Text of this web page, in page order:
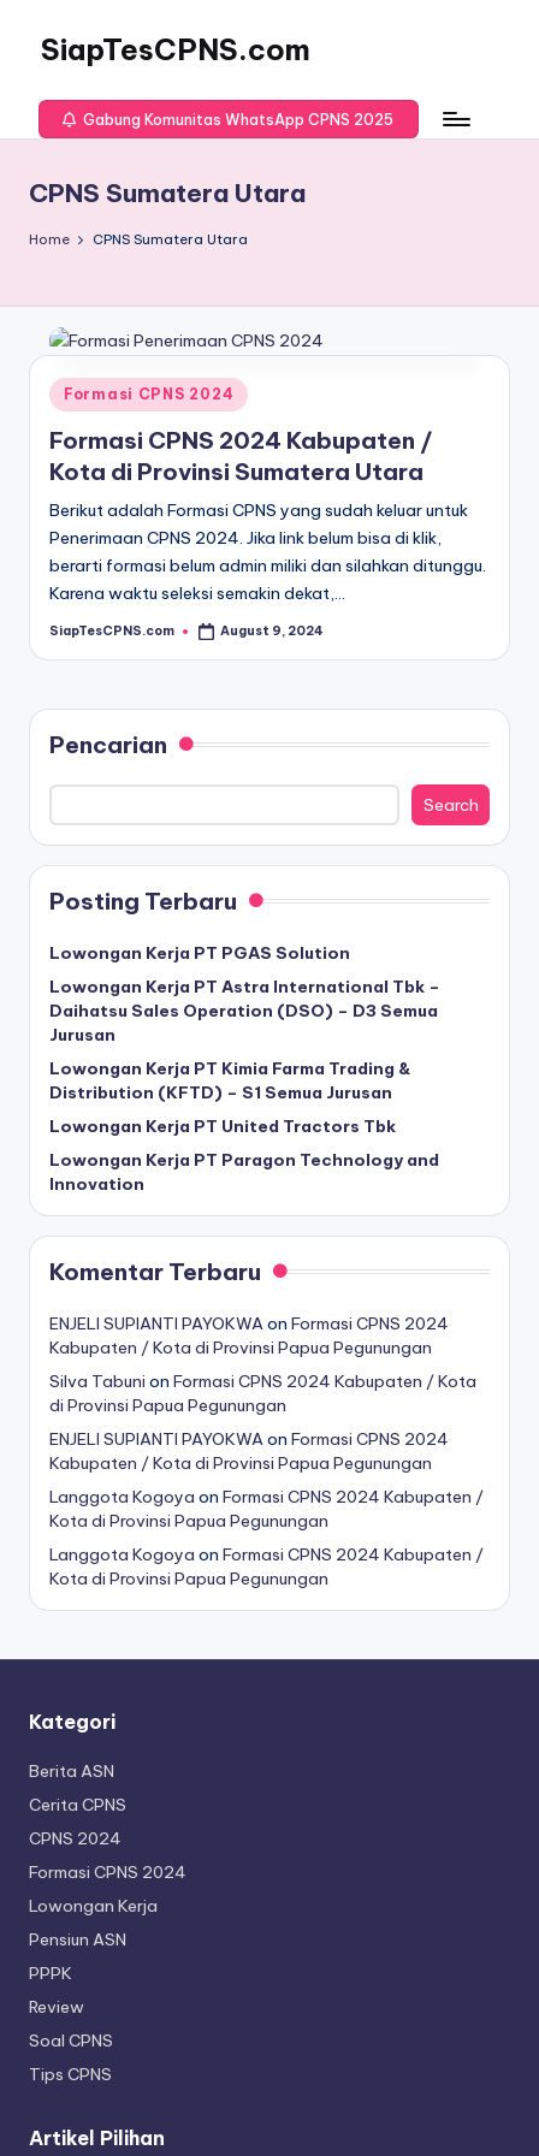
SiapTesCPNS.com
Gabung Komunitas WhatsApp CPNS 2025
CPNS Sumatera Utara
Home CPNS Sumatera Utara
Posted
in
Formasi CPNS 2024
Formasi CPNS 2024 Kabupaten /
Kota di Provinsi Sumatera Utara
Berikut adalah Formasi CPNS yang sudah keluar untuk
Penerimaan CPNS 2024. Jika link belum bisa di klik,
berarti formasi belum admin miliki dan silahkan ditunggu.
Karena waktu seleksi semakin dekat,…
Posted
SiapTesCPNS.com August 9, 2024
Pencarian
Search
Posting Terbaru
Lowongan Kerja PT PGAS Solution
Lowongan Kerja PT Astra International Tbk –
Daihatsu Sales Operation (DSO) – D3 Semua
Jurusan
Lowongan Kerja PT Kimia Farma Trading &
Distribution (KFTD) – S1 Semua Jurusan
Lowongan Kerja PT United Tractors Tbk
Lowongan Kerja PT Paragon Technology and
Innovation
Komentar Terbaru
ENJELI SUPIANTI PAYOKWAon Formasi CPNS 2024
Kabupaten / Kota di Provinsi Papua Pegunungan
Silva Tabuni on Formasi CPNS 2024 Kabupaten / Kota
di Provinsi Papua Pegunungan
ENJELI SUPIANTI PAYOKWAon Formasi CPNS 2024
Kabupaten / Kota di Provinsi Papua Pegunungan
Langgota Kogoya on Formasi CPNS 2024 Kabupaten /
Kota di Provinsi Papua Pegunungan
Langgota Kogoya on Formasi CPNS 2024 Kabupaten /
Kota di Provinsi Papua Pegunungan
Kategori
Berita ASN
Cerita CPNS
CPNS 2024
Formasi CPNS 2024
Lowongan Kerja
Pensiun ASN
PPPK
Review
Soal CPNS
Tips CPNS
Artikel Pilihan